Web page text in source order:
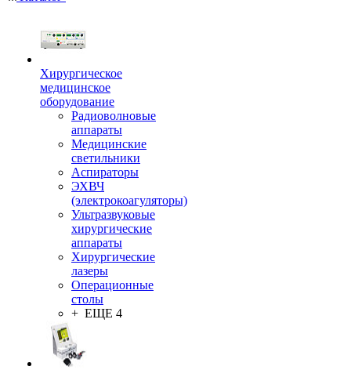
Хирургическое
медицинское
оборудование
Радиоволновые
аппараты
Медицинские
светильники
Аспираторы
ЭХВЧ
(электрокоагуляторы)
Ультразвуковые
хирургические
аппараты
Хирургические
лазеры
Операционные
столы
+ ЕЩЕ 4